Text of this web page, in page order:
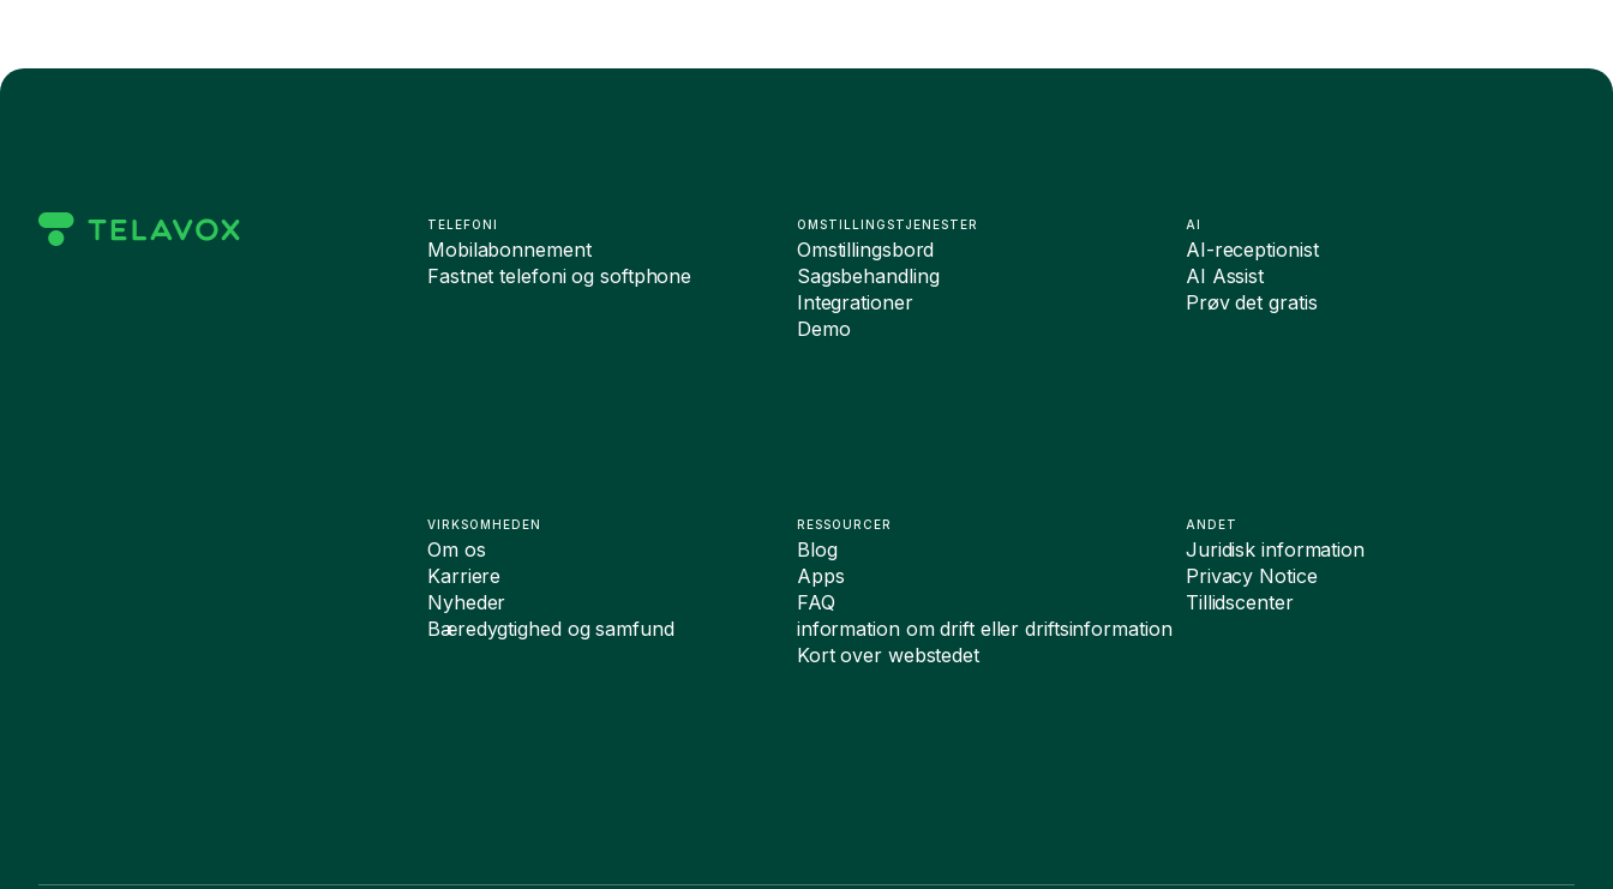
TELEFONI
Mobilabonnement
Fastnet telefoni og softphone
VIRKSOMHEDEN
Om os
Karriere
Nyheder
Bæredygtighed og samfund
OMSTILLINGSTJENESTER
Omstillingsbord
Sagsbehandling
Integrationer
Demo
RESSOURCER
Blog
Apps
FAQ
information om drift eller driftsinformation
Kort over webstedet
AI
AI-receptionist
AI Assist
Prøv det gratis
ANDET
Juridisk information
Privacy Notice
Tillidscenter